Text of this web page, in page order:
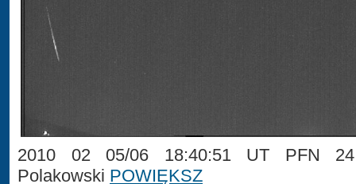
2010 02 05/06 18:40:51 UT PFN 24
Polakowski POWIĘKSZ